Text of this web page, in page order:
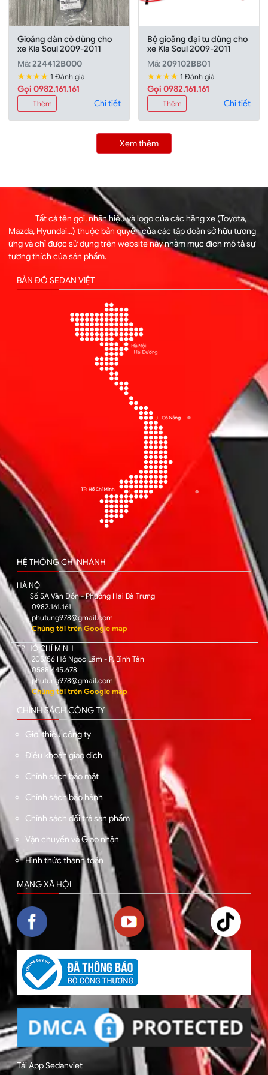
Gioăng dàn cò dùng cho
xe Kia Soul 2009-2011
Mã:224412B000
★★★★ 1 Đánh giá
Gọi 0982.161.161
Thêm Chi tiết
Bộ gioăng đại tu dùng cho
xe Kia Soul 2009-2011
Mã:209102BB01
★★★★ 1 Đánh giá
Gọi 0982.161.161
Thêm Chi tiết
Xem thêm
Tất cả tên gọi, nhãn hiệu và logo của các hãng xe (Toyota,
Mazda, Hyundai...) thuộc bản quyền của các tập đoàn sở hữu tương
ứng và chỉ được sử dụng trên website này nhằm mục đích mô tả sự
tương thích của sản phẩm.
BẢN ĐỒ SEDAN VIỆT
HỆ THỐNG CHI NHÁNH
HÀ NỘI
Số 5A Vân Đồn - Phường Hai Bà Trưng
0982.161.161
phutung978@gmail.com
Chúng tôi trên Google map
TP HỒ CHÍ MINH
205/56 Hồ Ngọc Lãm - P. Bình Tân
0588.445.678
phutung978@gmail.com
Chúng tôi trên Google map
CHÍNH SÁCH CÔNG TY
Giới thiệu công ty
Điều khoản giao dịch
Chính sách bảo mật
Chính sách bảo hành
Chính sách đổi trả sản phẩm
Vận chuyển và Giao nhận
Hình thức thanh toán
MẠNG XÃ HỘI
Tải App Sedanviet